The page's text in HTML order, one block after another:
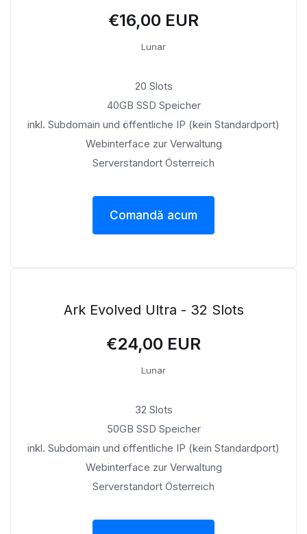
€16,00 EUR
Lunar
20 Slots
40GB SSD Speicher
inkl. Subdomain und öffentliche IP (kein Standardport)
Webinterface zur Verwaltung
Serverstandort Österreich
Comandă acum
Ark Evolved Ultra - 32 Slots
€24,00 EUR
Lunar
32 Slots
50GB SSD Speicher
inkl. Subdomain und öffentliche IP (kein Standardport)
Webinterface zur Verwaltung
Serverstandort Österreich